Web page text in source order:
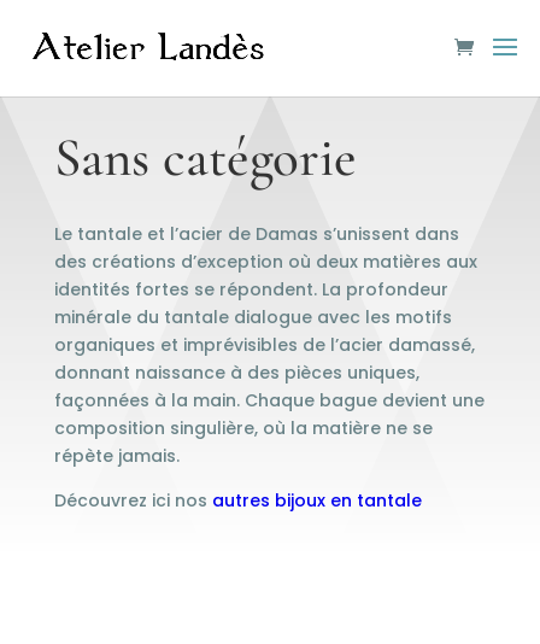
Sans catégorie
Le tantale et l’acier de Damas s’unissent dans
des créations d’exception où deux matières aux
identités fortes se répondent. La profondeur
minérale du tantale dialogue avec les motifs
organiques et imprévisibles de l’acier damassé,
donnant naissance à des pièces uniques,
façonnées à la main. Chaque bague devient une
composition singulière, où la matière ne se
répète jamais.
Découvrez ici nos autres bijoux en tantale